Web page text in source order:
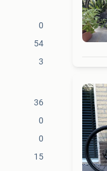
0
54
3
36
0
0
15